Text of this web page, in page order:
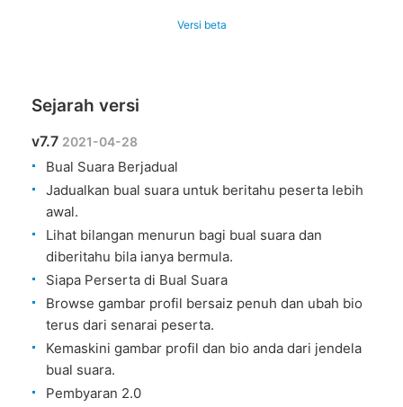
Versi beta
Sejarah versi
v7.7 2021-04-28
Bual Suara Berjadual
Jadualkan bual suara untuk beritahu peserta lebih
awal.
Lihat bilangan menurun bagi bual suara dan
diberitahu bila ianya bermula.
Siapa Perserta di Bual Suara
Browse gambar profil bersaiz penuh dan ubah bio
terus dari senarai peserta.
Kemaskini gambar profil dan bio anda dari jendela
bual suara.
Pembyaran 2.0